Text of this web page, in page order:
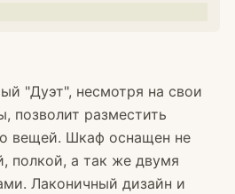
"Дуэт", несмотря на свои
позволит разместить
вещей. Шкаф оснащен не
полкой, а так же двумя
Лаконичный дизайн и